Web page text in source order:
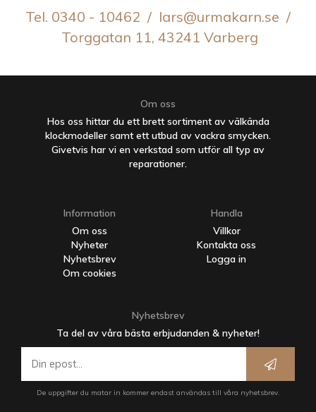
Tel. 0340 - 10462 / lars@urmakarn.se /
Torggatan 11, 43241 Varberg
Om oss
Hos oss hittar du ett brett sortiment av välkända
klockmodeller samt ett utbud av vackra smycken.
Givetvis har vi en verkstad som utför all typ av
reparationer.
Information
Om oss
Nyheter
Nyhetsbrev
Om cookies
Handla
Villkor
Kontakta oss
Logga in
Nyhetsbrev
Ta del av våra bästa erbjudanden & nyheter!
De uppgifter du matar in kommer endast användas till våra nyhetsbrev.